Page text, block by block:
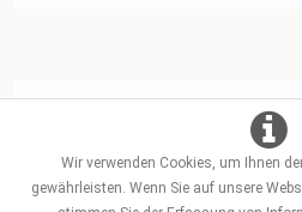
Wir verwenden Cookies, um Ihnen
gewährleisten. Wenn Sie auf unsere